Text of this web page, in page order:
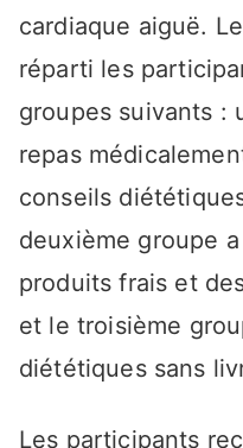
cardiaque aiguë.
réparti les
groupes suivants :
repas
conseils
deuxième groupe
produits frais et
et le troisième
diététiques sans
Les participants